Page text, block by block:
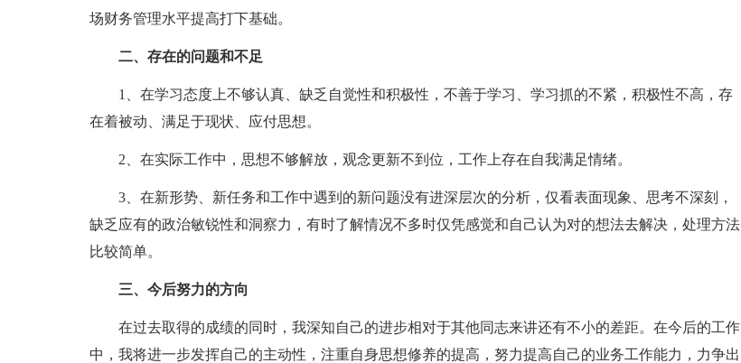
场财务管理水平提高打下基础。
二、存在的问题和不足
1、在学习态度上不够认真、缺乏自觉性和积极性，不善于学习、学习抓的不紧，积极性不高，存
在着被动、满足于现状、应付思想。
2、在实际工作中，思想不够解放，观念更新不到位，工作上存在自我满足情绪。
3、在新形势、新任务和工作中遇到的新问题没有进深层次的分析，仅看表面现象、思考不深刻，
缺乏应有的政治敏锐性和洞察力，有时了解情况不多时仅凭感觉和自己认为对的想法去解决，处理方法
比较简单。
三、今后努力的方向
在过去取得的成绩的同时，我深知自己的进步相对于其他同志来讲还有不小的差距。在今后的工作
中，我将进一步发挥自己的主动性，注重自身思想修养的提高，努力提高自己的业务工作能力，力争出